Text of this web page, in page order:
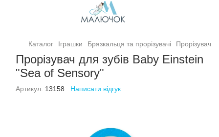
Каталог Іграшки Брязкальця та прорізувачі Прорізувач
Прорізувач для зубів Baby Einstein
"Sea of Sensory"
Артикул: 13158 Написати відгук